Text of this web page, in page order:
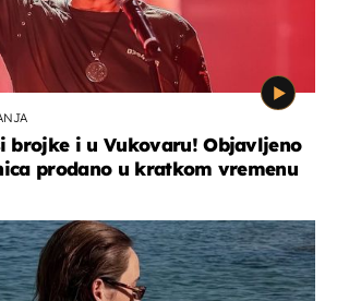
brojke i u Vukovaru! Objavljeno
prodano u kratkom vremenu